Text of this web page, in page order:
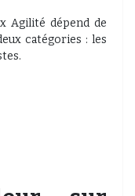
Agilité dépend de
catégories : les